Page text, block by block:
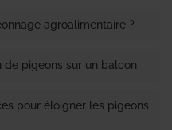
agroalimentaire ?
de pigeons sur un balcon
pour éloigner les pigeons